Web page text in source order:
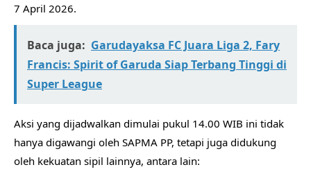
7 April 2026.
Baca juga: Garudayaksa FC Juara Liga 2, Fary
Francis: Spirit of Garuda Siap Terbang Tinggi di
Super League
​Aksi yang dijadwalkan dimulai pukul 14.00 WIB ini tidak
hanya digawangi oleh SAPMA PP, tetapi juga didukung
oleh kekuatan sipil lainnya, antara lain: